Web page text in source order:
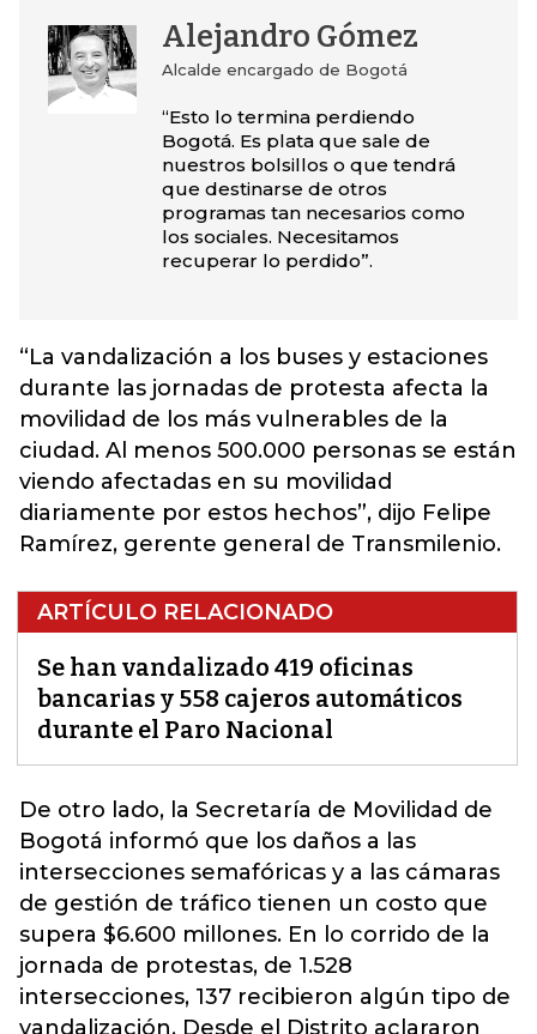
Alejandro Gómez
Alcalde encargado de Bogotá
“Esto lo termina perdiendo
Bogotá. Es plata que sale de
nuestros bolsillos o que tendrá
que destinarse de otros
programas tan necesarios como
los sociales. Necesitamos
recuperar lo perdido”.
“La vandalización a los buses y estaciones
durante las jornadas de protesta afecta la
movilidad de los más vulnerables de la
ciudad. Al menos 500.000 personas se están
viendo afectadas en su movilidad
diariamente por estos hechos”, dijo Felipe
Ramírez, gerente general de Transmilenio.
ARTÍCULO RELACIONADO
Se han vandalizado 419 oficinas
bancarias y 558 cajeros automáticos
durante el Paro Nacional
De otro lado, la Secretaría de Movilidad de
Bogotá informó que los daños a las
intersecciones semafóricas y a las cámaras
de gestión de tráfico tienen un costo que
supera $6.600 millones. En lo corrido de la
jornada de protestas, de 1.528
intersecciones, 137 recibieron algún tipo de
vandalización. Desde el Distrito aclararon